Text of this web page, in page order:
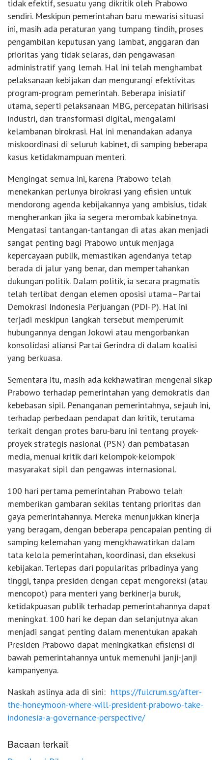
tidak efektif, sesuatu yang dikritik oleh Prabowo
sendiri. Meskipun pemerintahan baru mewarisi situasi
ini, masih ada peraturan yang tumpang tindih, proses
pengambilan keputusan yang lambat, anggaran dan
prioritas yang tidak selaras, dan pengawasan
administratif yang lemah. Hal ini telah menghambat
pelaksanaan kebijakan dan mengurangi efektivitas
program-program pemerintah. Beberapa inisiatif
utama, seperti pelaksanaan MBG, percepatan hilirisasi
industri, dan transformasi digital, mengalami
kelambanan birokrasi. Hal ini menandakan adanya
miskoordinasi di seluruh kabinet, di samping beberapa
kasus ketidakmampuan menteri.
Mengingat semua ini, karena Prabowo telah
menekankan perlunya birokrasi yang efisien untuk
mendorong agenda kebijakannya yang ambisius, tidak
mengherankan jika ia segera merombak kabinetnya.
Mengatasi tantangan-tantangan di atas akan menjadi
sangat penting bagi Prabowo untuk menjaga
kepercayaan publik, memastikan agendanya tetap
berada di jalur yang benar, dan mempertahankan
dukungan politik. Dalam politik, ia secara pragmatis
telah terlibat dengan elemen oposisi utama–Partai
Demokrasi Indonesia Perjuangan (PDI-P). Hal ini
terjadi meskipun langkah tersebut memperumit
hubungannya dengan Jokowi atau mengorbankan
konsolidasi aliansi Partai Gerindra di dalam koalisi
yang berkuasa.
Sementara itu, masih ada kekhawatiran mengenai sikap
Prabowo terhadap pemerintahan yang demokratis dan
kebebasan sipil. Penanganan pemerintahnya, sejauh ini,
terhadap perbedaan pendapat dan kritik, terutama
terkait dengan protes baru-baru ini tentang proyek-
proyek strategis nasional (PSN) dan pembatasan
media, menuai kritik dari kelompok-kelompok
masyarakat sipil dan pengawas internasional.
100 hari pertama pemerintahan Prabowo telah
memberikan gambaran sekilas tentang prioritas dan
gaya pemerintahannya. Mereka menunjukkan kinerja
yang beragam, dengan beberapa pencapaian penting di
samping kelemahan yang mengkhawatirkan dalam
tata kelola pemerintahan, koordinasi, dan eksekusi
kebijakan. Terlepas dari popularitas pribadinya yang
tinggi, tanpa presiden dengan cepat mengoreksi (atau
mencopot) para menteri yang berkinerja buruk,
ketidakpuasan publik terhadap pemerintahannya dapat
meningkat. 100 hari ke depan dan selanjutnya akan
menjadi sangat penting dalam menentukan apakah
Presiden Prabowo dapat meningkatkan efisiensi di
bawah pemerintahannya untuk memenuhi janji-janji
kampanyenya.
Naskah aslinya ada di sini: https://fulcrum.sg/after-
the-honeymoon-where-will-president-prabowo-take-
indonesia-a-governance-perspective/
Bacaan terkait